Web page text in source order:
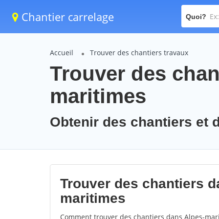
Chantier carrelage Quoi?
Accueil Trouver des chantiers travaux
Trouver des
maritimes
Obtenir des chantiers et
Trouver des chantiers
maritimes
Comment trouver des chantiers dans Alpes-